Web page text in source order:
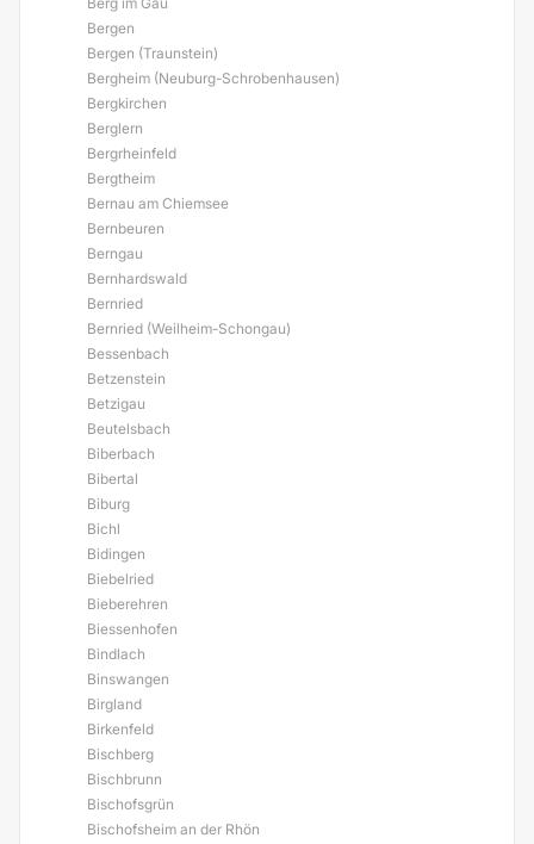
Bergen
Bergen (Traunstein)
Bergheim (Neuburg-Schrobenhausen)
Bergkirchen
Berglern
Bergrheinfeld
Bergtheim
Bernau am Chiemsee
Bernbeuren
Berngau
Bernhardswald
Bernried
Bernried (Weilheim-Schongau)
Bessenbach
Betzenstein
Betzigau
Beutelsbach
Biberbach
Bibertal
Biburg
Bichl
Bidingen
Biebelried
Bieberehren
Biessenhofen
Bindlach
Binswangen
Birgland
Birkenfeld
Bischberg
Bischbrunn
Bischofsgrün
Bischofsheim an der Rhön